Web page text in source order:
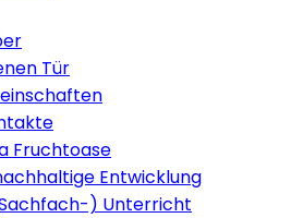
Tür
Fruchtoase
Entwicklung
) Unterricht